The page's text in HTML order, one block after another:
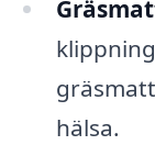
hälsa.